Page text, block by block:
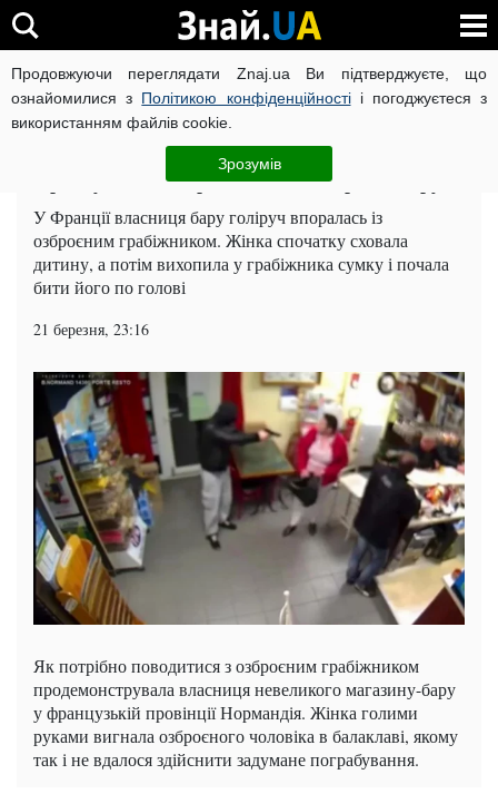
Продовжуючи переглядати Znaj.ua Ви підтверджуєте, що
ознайомилися з Політикою конфіденційностіі погоджуєтеся з
використанням файлів cookie.
Зрозумів
ВІЙНА РОСІЇ ПРОТИ УКРАЇНИ КОРОНАВІРУС В УКРАЇНІ
Шоу-бізнес ЧИТАТЬ НА РУССКОМ
Француженка впоралася з гангстером голіруч
У Франції власниця бару голіруч впоралась із
озброєним грабіжником. Жінка спочатку сховала
дитину, а потім вихопила у грабіжника сумку і почала
бити його по голові
21 березня, 23:16
Як потрібно поводитися з озброєним грабіжником
продемонструвала власниця невеликого магазину-бару
у французькій провінції Нормандія. Жінка голими
руками вигнала озброєного чоловіка в балаклаві, якому
так і не вдалося здійснити задумане пограбування.